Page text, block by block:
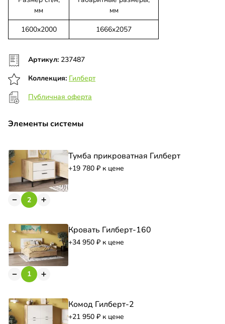
мм
мм
1600х2000
1666х2057
Артикул: 237487
Коллекция: Гилберт
Публичная оферта
Элементы системы
Тумба прикроватная Гилберт
+19 780 к цене
Кровать Гилберт-160
+34 950 к цене
Комод Гилберт-2
+21 950 к цене